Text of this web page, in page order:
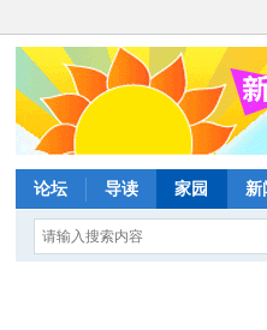
论坛 导读 家园 新